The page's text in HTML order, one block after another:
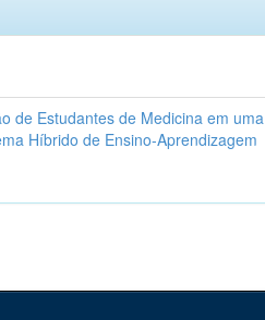
de Estudantes de Medicina em uma
Híbrido de Ensino-Aprendizagem